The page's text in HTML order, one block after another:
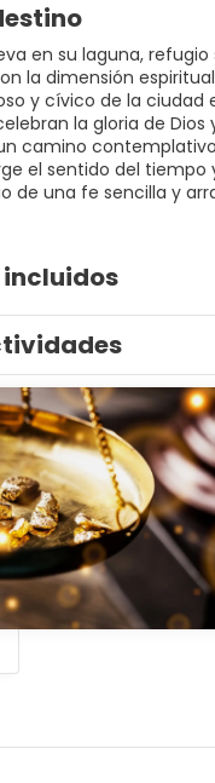
en su laguna,
la dimensión
y cívico de la ciudad
la gloria de
camino
el sentido del tiempo
de una fe sencilla y